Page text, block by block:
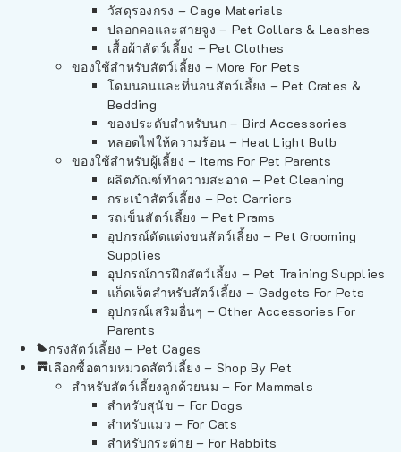
วัสดุรองกรง – Cage Materials
ปลอกคอและสายจูง – Pet Collars & Leashes
เสื้อผ้าสัตว์เลี้ยง – Pet Clothes
ของใช้สำหรับสัตว์เลี้ยง – More For Pets
โดมนอนและที่นอนสัตว์เลี้ยง – Pet Crates &
Bedding
ของประดับสำหรับนก – Bird Accessories
หลอดไฟให้ความร้อน – Heat Light Bulb
ของใช้สำหรับผู้เลี้ยง – Items For Pet Parents
ผลิตภัณฑ์ทำความสะอาด – Pet Cleaning
กระเป๋าสัตว์เลี้ยง – Pet Carriers
รถเข็นสัตว์เลี้ยง – Pet Prams
อุปกรณ์ตัดแต่งขนสัตว์เลี้ยง – Pet Grooming
Supplies
อุปกรณ์การฝึกสัตว์เลี้ยง – Pet Training Supplies
แก็ดเจ็ตสำหรับสัตว์เลี้ยง – Gadgets For Pets
อุปกรณ์เสริมอื่นๆ – Other Accessories For
Parents
กรงสัตว์เลี้ยง – Pet Cages
เลือกซื้อตามหมวดสัตว์เลี้ยง – Shop By Pet
สำหรับสัตว์เลี้ยงลูกด้วยนม – For Mammals
สำหรับสุนัข – For Dogs
สำหรับแมว – For Cats
สำหรับกระต่าย – For Rabbits